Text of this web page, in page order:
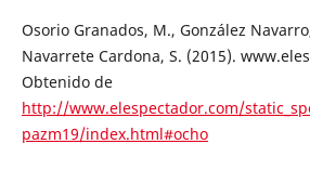
Osorio Granados, M., González
Navarrete Cardona, S. (2015).
Obtenido de
http://www.elespectador.com/
pazm19/index.html#ocho